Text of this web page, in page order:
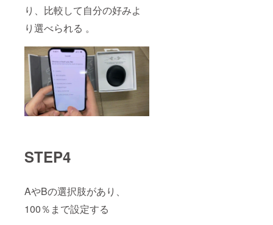
り、比較して自分の好みよ
り選べられる 。
STEP4
AやBの選択肢があり、
100％まで設定する